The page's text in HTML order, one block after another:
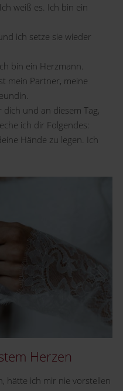
weiß es. Ich bin ein
ich setze sie wieder
bin ein Herzmann.
mein Partner, meine
und an diesem Tag,
ich dir Folgendes:
Hände zu legen. Ich
Herzen
hätte ich mir nie vorstellen